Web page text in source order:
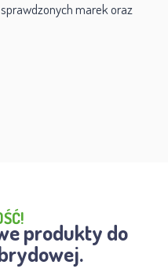
marek oraz
produkty do